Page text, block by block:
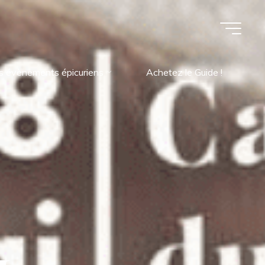
évènements épicuriens Achetez le Guide !